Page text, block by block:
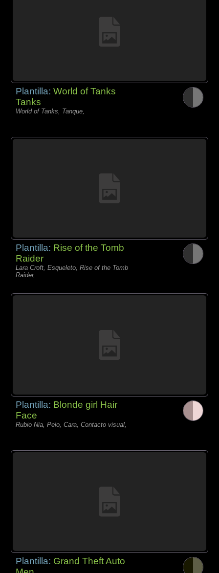
Plantilla:World of Tanks
Tanks
World of Tanks, Tanque,
Plantilla: Rise of the Tomb
Raider
Lara Croft, Esqueleto, Rise of the Tomb
Raider,
Plantilla: Blonde girl Hair
Face
Rubio Nia, Pelo, Cara, Contacto visual,
Plantilla: Grand Theft Auto